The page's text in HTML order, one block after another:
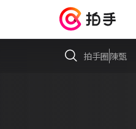
拍手圈陳甄